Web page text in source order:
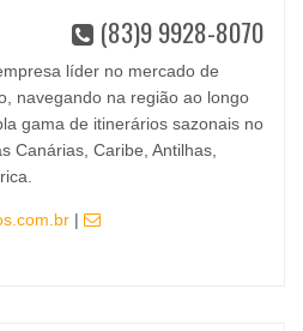
(83)9 9928-8070
líder no mercado de
navegando na região ao longo
gama de itinerários sazonais no
Canárias, Caribe, Antilhas,
|